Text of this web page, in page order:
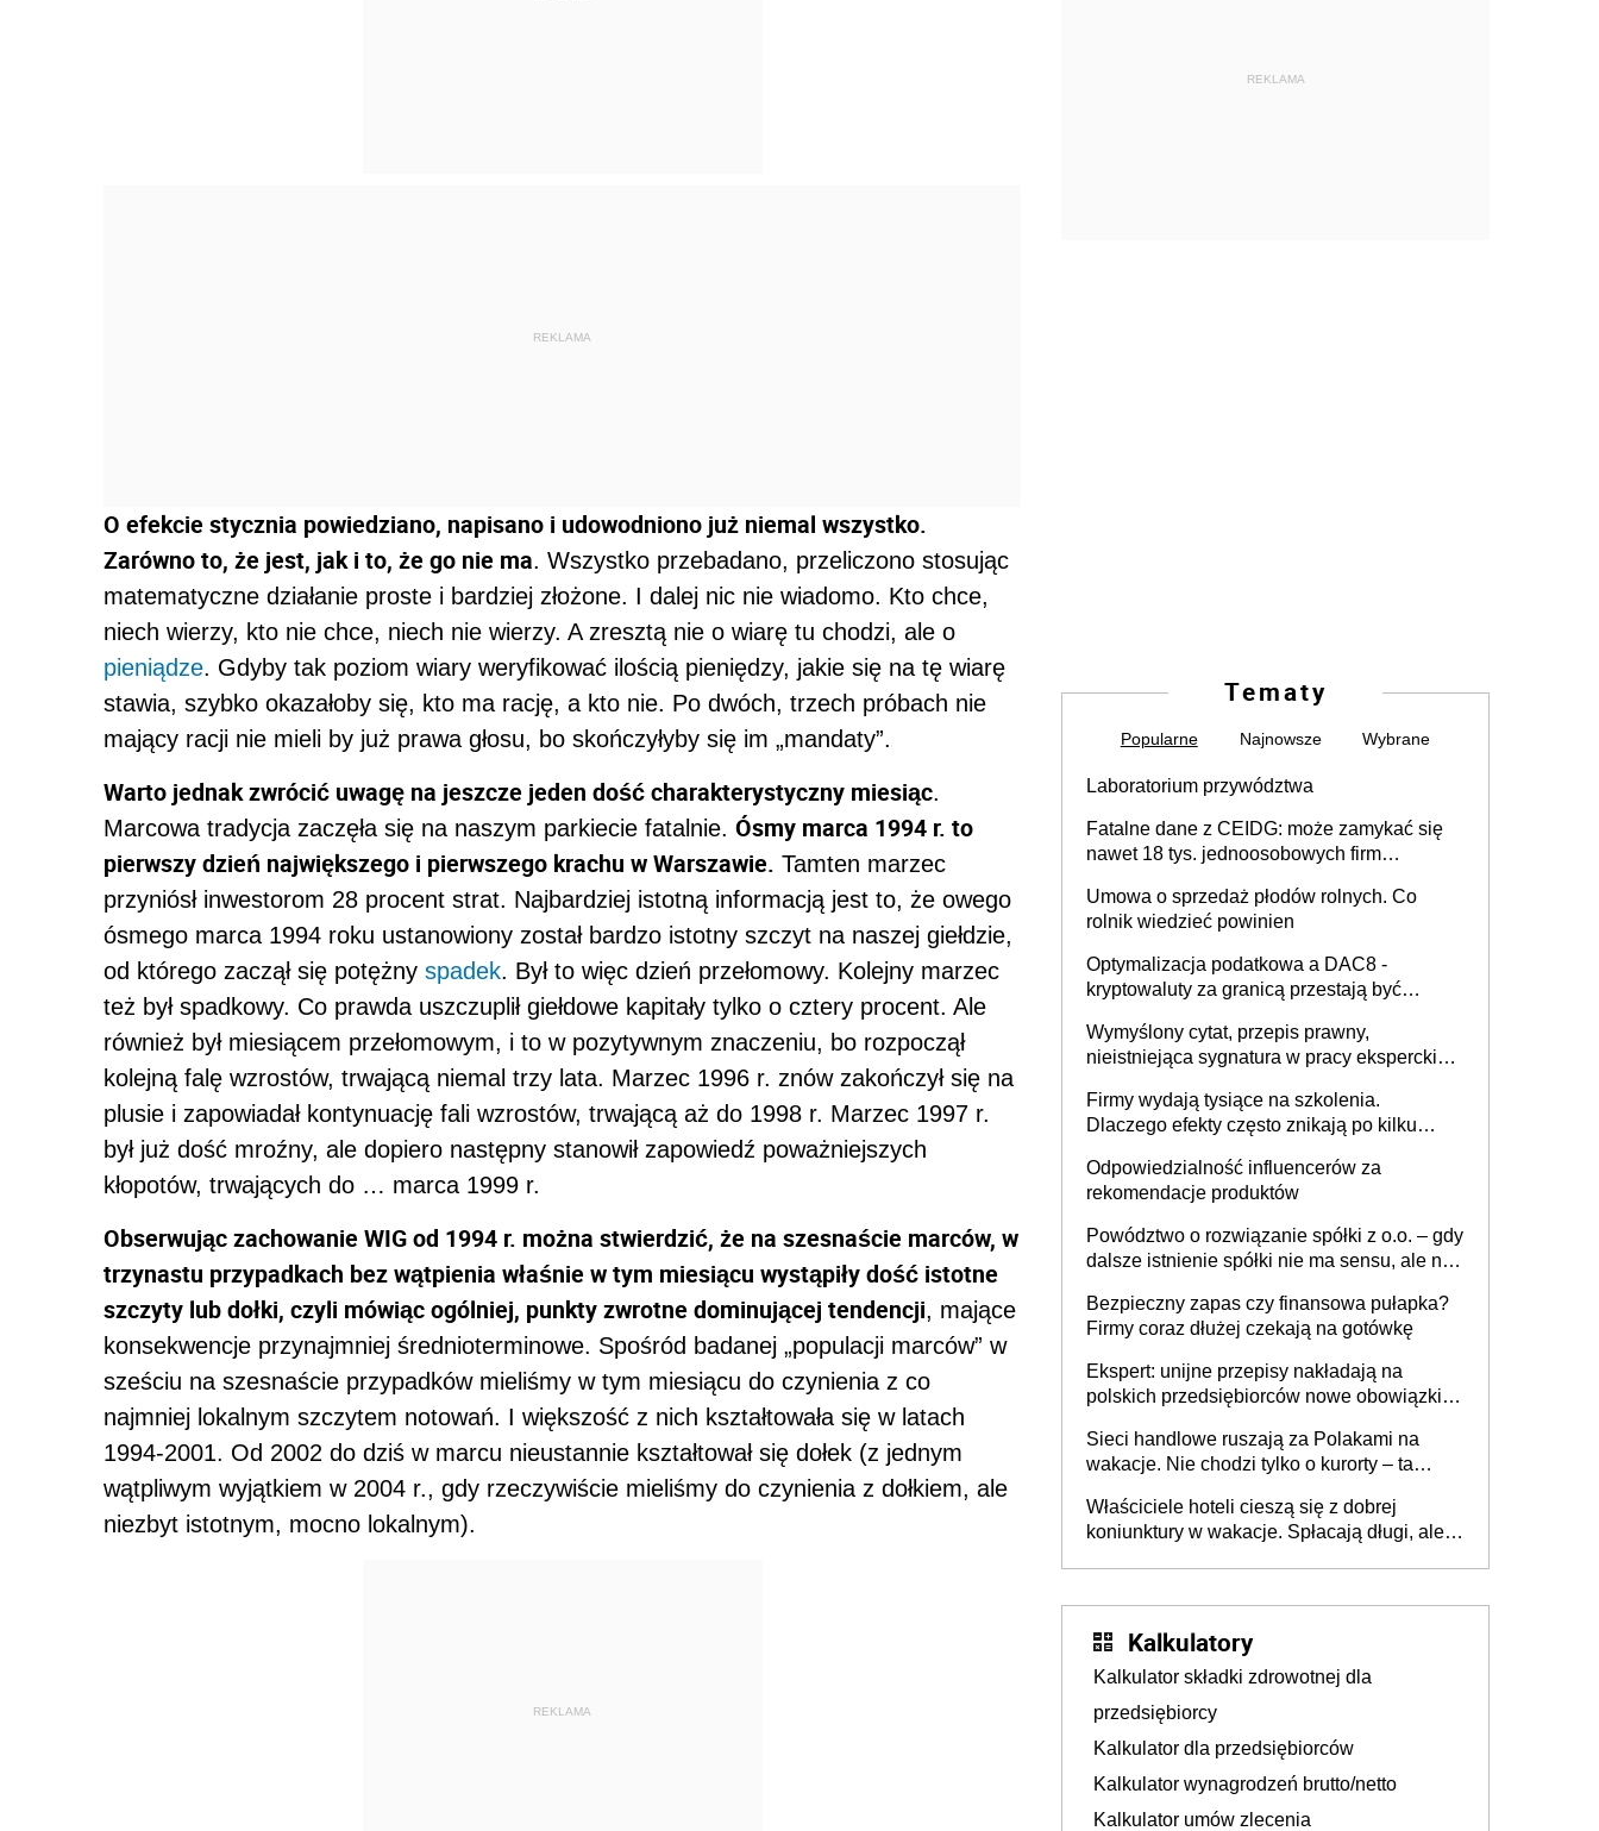
REKLAMA
O efekcie stycznia powiedziano, napisano i udowodniono już niemal wszystko.
Zarówno to, że jest, jak i to, że go nie ma. Wszystko przebadano, przeliczono stosując
matematyczne działanie proste i bardziej złożone. I dalej nic nie wiadomo. Kto chce,
niech wierzy, kto nie chce, niech nie wierzy. A zresztą nie o wiarę tu chodzi, ale o
pieniądze. Gdyby tak poziom wiary weryfikować ilością pieniędzy, jakie się na tę wiarę
stawia, szybko okazałoby się, kto ma rację, a kto nie. Po dwóch, trzech próbach nie
mający racji nie mieli by już prawa głosu, bo skończyłyby się im „mandaty”.
Warto jednak zwrócić uwagę na jeszcze jeden dość charakterystyczny miesiąc.
Marcowa tradycja zaczęła się na naszym parkiecie fatalnie. Ósmy marca 1994 r. to
pierwszy dzień największego i pierwszego krachu w Warszawie. Tamten marzec
przyniósł inwestorom 28 procent strat. Najbardziej istotną informacją jest to, że owego
ósmego marca 1994 roku ustanowiony został bardzo istotny szczyt na naszej giełdzie,
od którego zaczął się potężny spadek. Był to więc dzień przełomowy. Kolejny marzec
też był spadkowy. Co prawda uszczuplił giełdowe kapitały tylko o cztery procent. Ale
również był miesiącem przełomowym, i to w pozytywnym znaczeniu, bo rozpoczął
kolejną falę wzrostów, trwającą niemal trzy lata. Marzec 1996 r. znów zakończył się na
plusie i zapowiadał kontynuację fali wzrostów, trwającą aż do 1998 r. Marzec 1997 r.
był już dość mroźny, ale dopiero następny stanowił zapowiedź poważniejszych
kłopotów, trwających do … marca 1999 r.
Obserwując zachowanie WIG od 1994 r. można stwierdzić, że na szesnaście marców, w
trzynastu przypadkach bez wątpienia właśnie w tym miesiącu wystąpiły dość istotne
szczyty lub dołki, czyli mówiąc ogólniej, punkty zwrotne dominującej tendencji, mające
konsekwencje przynajmniej średnioterminowe. Spośród badanej „populacji marców” w
sześciu na szesnaście przypadków mieliśmy w tym miesiącu do czynienia z co
najmniej lokalnym szczytem notowań. I większość z nich kształtowała się w latach
1994-2001. Od 2002 do dziś w marcu nieustannie kształtował się dołek (z jednym
wątpliwym wyjątkiem w 2004 r., gdy rzeczywiście mieliśmy do czynienia z dołkiem, ale
niezbyt istotnym, mocno lokalnym).
REKLAMA
REKLAMA
Tematy
Popularne Najnowsze Wybrane
Laboratorium przywództwa
Fatalne dane z CEIDG: może zamykać się
nawet 18 tys. jednoosobowych firm
Umowa o sprzedaż płodów rolnych. Co
rolnik wiedzieć powinien
Optymalizacja podatkowa a DAC8 -
kryptowaluty za granicą przestają być
Wymyślony cytat, przepis prawny,
nieistniejąca sygnatura w pracy eksperckiej -
firmie
Firmy wydają tysiące na szkolenia.
Dlaczego efekty często znikają po kilku
Odpowiedzialność influencerów za
rekomendacje produktów
Powództwo o rozwiązanie spółki z o.o. – gdy
dalsze istnienie spółki nie ma sensu, ale nie
Bezpieczny zapas czy finansowa pułapka?
Firmy coraz dłużej czekają na gotówkę
Ekspert: unijne przepisy nakładają na
polskich przedsiębiorców nowe obowiązki w
Sieci handlowe ruszają za Polakami na
wakacje. Nie chodzi tylko o kurorty – ta
tam, gdzie wielu spędzi urlop po cichu
Właściciele hoteli cieszą się z dobrej
koniunktury w wakacje. Spłacają długi, ale
Kalkulatory
Kalkulator składki zdrowotnej dla
przedsiębiorcy
Kalkulator dla przedsiębiorców
Kalkulator wynagrodzeń brutto/netto
Kalkulator umów zlecenia